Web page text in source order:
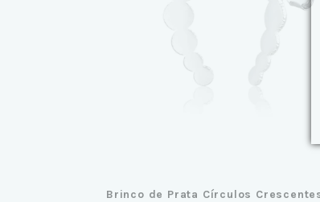
Brinco de Prata Círculos